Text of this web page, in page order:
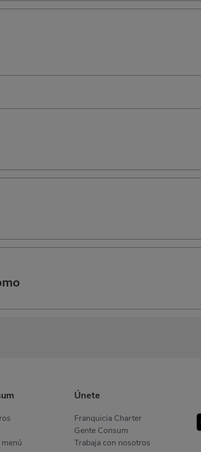
Únete
Franquicia Charter
Gente Consum
Trabaja con nosotros